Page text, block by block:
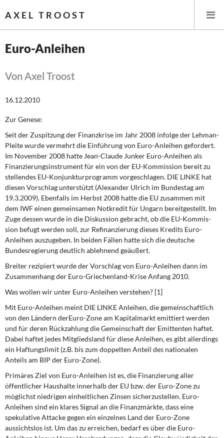
AXEL TROOST
Leitlinien linker Wirtschafts- und Finanzpolitik
Wirtschaftspolitik
Steuer- und Finanzpolitik
Öffentliche Infrastruktur und Daseinsvorsorge
Eurokrise und Griechenland
DIE LINKE
Weitere Themen
Memo-Gruppe
Rosa-Luxemburg-Stiftung
Über mich
Kontakt
Euro-Anleihen
Von Axel Troost
16.12.2010
Zur Genese:
Seit der Zuspitzung der Finanzkrise im Jahr 2008 infolge der Lehman-
Pleite wurde vermehrt die Ein­führung von Euro-Anleihen gefordert.
Im November 2008 hatte Jean-Claude Junker Euro-Anleihen als
Finanzierungsinstrument für ein von der EU-Kommission bereit zu
stellendes EU-Konjunkturprogramm vorgeschlagen. DIE LINKE hat
diesen Vorschlag unterstützt (Alexander Ulrich im Bundestag am
19.3.2009). Ebenfalls im Herbst 2008 hatte die EU zusammen mit
dem IWF einen gemeinsamen Not­kredit für Ungarn bereitgestellt. Im
Zuge dessen wurde in die Diskussion gebracht, ob die EU-Kommis­
sion befugt werden soll, zur Refinanzierung dieses Kredits Euro-
Anleihen auszugeben. In beiden Fällen hatte sich die deutsche
Bundesregierung deutlich ablehnend geäußert.
Breiter rezipiert wurde der Vorschlag von Euro-Anleihen dann im
Zusammenhang der Euro-Griechen­land-Krise Anfang 2010.
Was wollen wir unter Euro-Anleihen verstehen? [1]
Mit Euro-Anleihen meint DIE LINKE Anleihen, die gemeinschaftlich
von den Ländern derEuro-Zone am Kapitalmarkt emittiert werden
und für deren Rückzahlung die Gemeinschaft der Emittenten haftet.
Dabei haftet jedes Mitgliedsland für diese Anleihen, es gibt allerdings
ein Haftungslimit (z.B. bis zum doppelten Anteil des nationalen
Anteils am BIP der Euro-Zone).
Primäres Ziel von Euro-Anleihen ist es, die Finanzierung aller
öffentlicher Haushalte innerhalb der EU bzw. der Euro-Zone zu
möglichst niedrigen einheitlichen Zinsen sicherzustellen. Euro-
Anleihen sind ein klares Signal an die Finanzmärkte, dass eine
spekulative Attacke gegen ein einzelnes Land der Euro-Zone
aussichtslos ist. Um das zu erreichen, bedarf es über die Euro-